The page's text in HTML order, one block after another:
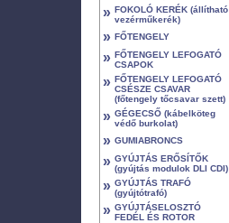
» FOKOLÓ KERÉK (állítható
vezérműkerék)
» FŐTENGELY
» FŐTENGELY LEFOGATÓ
CSAPOK
» FŐTENGELY LEFOGATÓ
CSÉSZE CSAVAR
(főtengely tőcsavar szett)
» GÉGECSŐ (kábelköteg
védő burkolat)
» GUMIABRONCS
» GYÚJTÁS ERŐSÍTŐK
(gyújtás modulok DLI CDI)
» GYÚJTÁS TRAFÓ
(gyújtótrafó)
» GYÚJTÁSELOSZTÓ
FEDÉL ÉS ROTOR